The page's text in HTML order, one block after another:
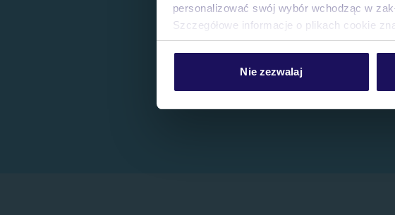
personalizować swój wybór wchodząc w
Szczegółowe informacje o plikach cookie
Nie zezwalaj